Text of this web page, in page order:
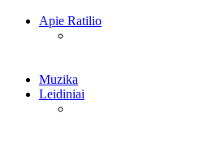
Apie Ratilio
Muzika
Leidiniai